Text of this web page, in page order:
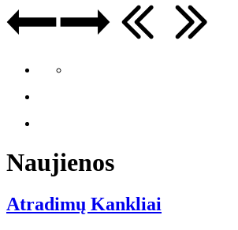
Naujienos
Atradimų Kankliai